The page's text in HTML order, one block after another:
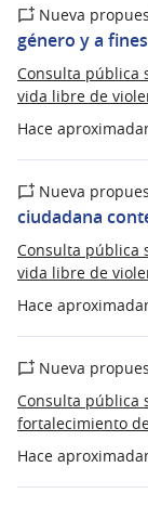
Hace
Nueva
género y a
Consulta pública
vida libre de
Hace
Nueva
ciudadana
Consulta pública
vida libre de
Hace
Nueva
Consulta pública
fortalecimiento